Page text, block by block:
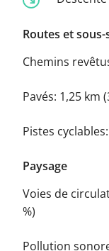
Routes et sous-
Chemins
Pavés: 1,25 km
Pistes cyclables:
Paysage
Voies de
%)
Pollution